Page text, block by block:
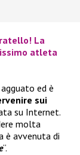
La
atleta
ed è
sui
su Internet.
molta
è avvenuta di
“.